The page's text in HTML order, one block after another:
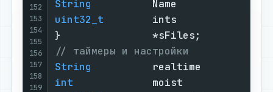
152
153
154
155
156
157
158
159
String
          Name            =
uint32_t
        ints            =
}
// таймеры и настройки
String
          realtime        =
int
             moist           =